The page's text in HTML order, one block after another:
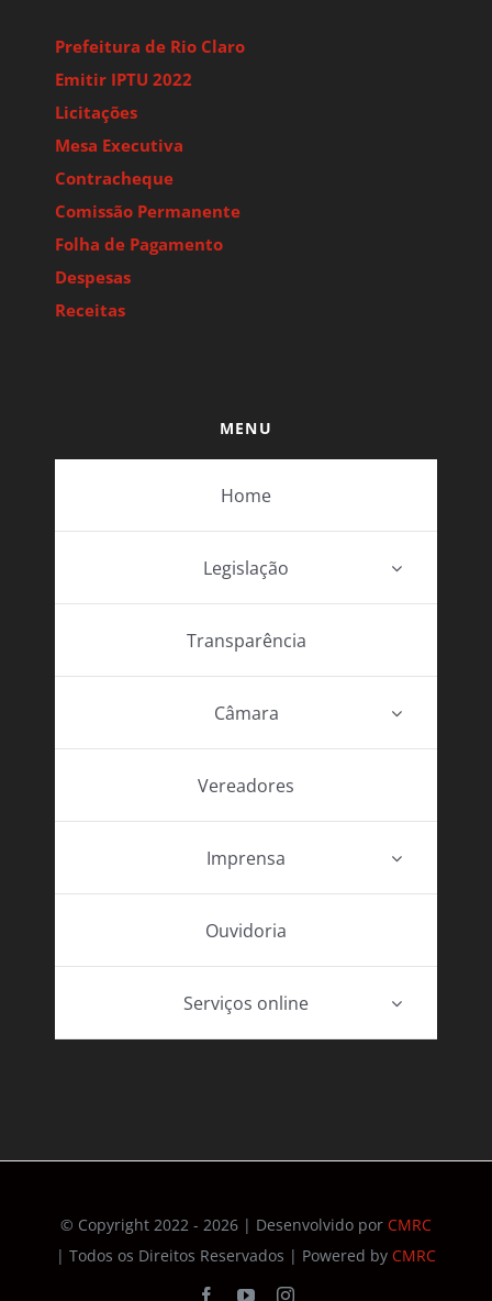
Prefeitura de Rio Claro
Emitir IPTU 2022
Licitações
Mesa Executiva
Contracheque
Comissão Permanente
Folha de Pagamento
Despesas
Receitas
MENU
Home
Legislação
Transparência
Câmara
Vereadores
Imprensa
Ouvidoria
Serviços online
© Copyright 2022 - 2026 | Desenvolvido por CMRC
| Todos os Direitos Reservados | Powered by CMRC